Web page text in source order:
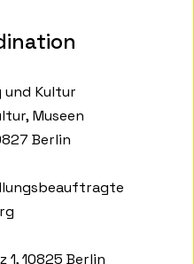
Kultur
Museen
Berlin
10825 Berlin